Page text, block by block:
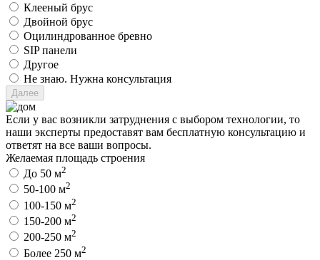
Клееный брус
Двойной брус
Оцилиндрованное бревно
SIP панели
Другое
Не знаю. Нужна консультация
Если у вас возникли затруднения с выбором технологии, то
наши эксперты предоставят вам бесплатную консультацию и
ответят на все ваши вопросы.
Желаемая площадь строения
До 50 м2
50-100 м2
100-150 м2
150-200 м2
200-250 м2
Более 250 м2